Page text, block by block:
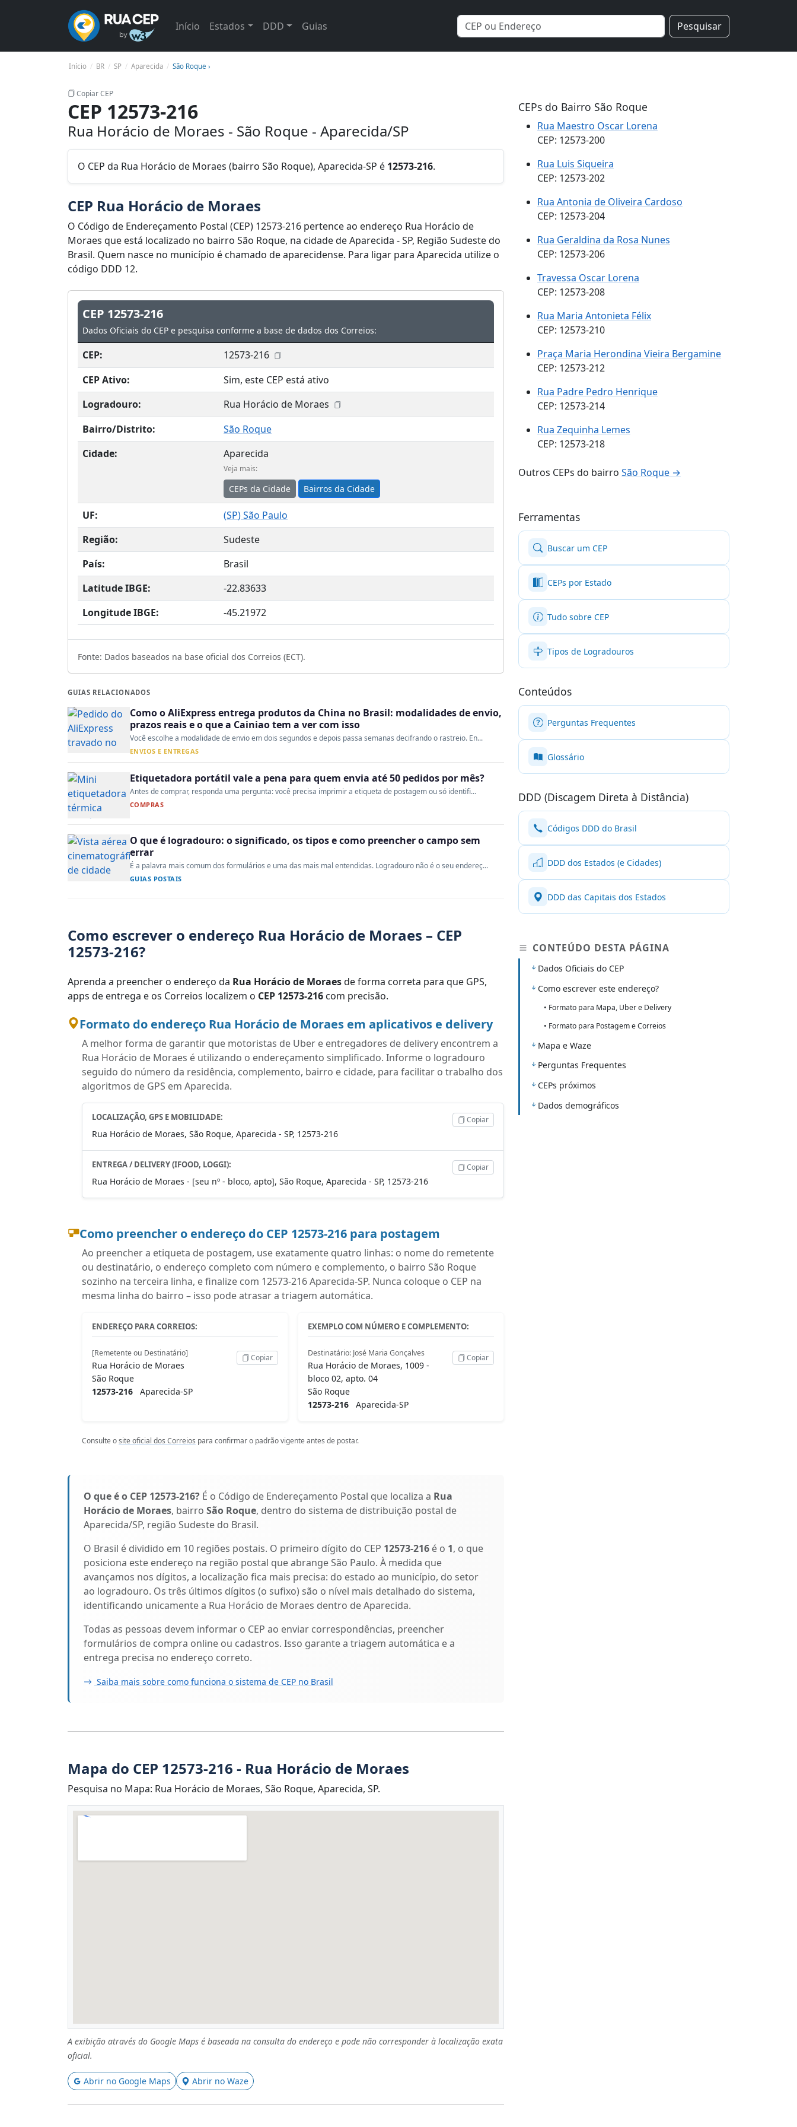
Início Estados DDD Guias Pesquisar
Início BR SP Aparecida São Roque ›
Copiar CEP
CEP 12573-216
Rua Horácio de Moraes - São Roque - Aparecida/SP
O CEP da Rua Horácio de Moraes (bairro São Roque), Aparecida-SP é 12573-216.
CEP Rua Horácio de Moraes
O Código de Endereçamento Postal (CEP) 12573-216 pertence ao endereço Rua Horácio de
Moraes que está localizado no bairro São Roque, na cidade de Aparecida - SP, Região Sudeste do
Brasil. Quem nasce no município é chamado de aparecidense. Para ligar para Aparecida utilize o
código DDD 12.
CEP 12573-216
Dados Oficiais do CEP e pesquisa conforme a base de dados dos Correios:
CEP:
12573-216
CEP Ativo:
Sim, este CEP está ativo
Logradouro:
Rua Horácio de Moraes
Bairro/Distrito:
São Roque
Cidade:
Aparecida
Veja mais:
CEPs da Cidade Bairros da Cidade
UF: (SP) São Paulo
Região:
Sudeste
País:
Brasil
Latitude IBGE:
-22.83633
Longitude IBGE:
-45.21972
Fonte: Dados baseados na base oficial dos Correios (ECT).
GUIAS RELACIONADOS
Como o AliExpress entrega produtos da China no Brasil: modalidades de envio,
prazos reais e o que a Cainiao tem a ver com isso
Você escolhe a modalidade de envio em dois segundos e depois passa semanas decifrando o rastreio. En...
ENVIOS E ENTREGAS
Etiquetadora portátil vale a pena para quem envia até 50 pedidos por mês?
Antes de comprar, responda uma pergunta: você precisa imprimir a etiqueta de postagem ou só identifi...
COMPRAS
O que é logradouro: o significado, os tipos e como preencher o campo sem
errar
É a palavra mais comum dos formulários e uma das mais mal entendidas. Logradouro não é o seu endereç...
GUIAS POSTAIS
Como escrever o endereço Rua Horácio de Moraes – CEP
12573-216?
Aprenda a preencher o endereço da Rua Horácio de Moraesde forma correta para que GPS,
apps de entrega e os Correios localizem o CEP 12573-216 com precisão.
Formato do endereço Rua Horácio de Moraes em aplicativos e delivery
A melhor forma de garantir que motoristas de Uber e entregadores de delivery encontrem a
Rua Horácio de Moraes é utilizando o endereçamento simplificado. Informe o logradouro
seguido do número da residência, complemento, bairro e cidade, para facilitar o trabalho dos
algoritmos de GPS em Aparecida.
LOCALIZAÇÃO, GPS E MOBILIDADE:
Rua Horácio de Moraes, São Roque, Aparecida - SP, 12573-216
Copiar
ENTREGA / DELIVERY (IFOOD, LOGGI):
Rua Horácio de Moraes - [seu nº - bloco, apto], São Roque, Aparecida - SP, 12573-216
Copiar
Como preencher o endereço do CEP 12573-216 para postagem
Ao preencher a etiqueta de postagem, use exatamente quatro linhas: o nome do remetente
ou destinatário, o endereço completo com número e complemento, o bairro São Roque
sozinho na terceira linha, e finalize com 12573-216 Aparecida-SP. Nunca coloque o CEP na
mesma linha do bairro – isso pode atrasar a triagem automática.
ENDEREÇO PARA CORREIOS:
[Remetente ou Destinatário]
Rua Horácio de Moraes
São Roque
12573-216 Aparecida-SP
Copiar
EXEMPLO COM NÚMERO E COMPLEMENTO:
Destinatário: José Maria Gonçalves
Rua Horácio de Moraes, 1009 -
bloco 02, apto. 04
São Roque
12573-216 Aparecida-SP
Copiar
Consulte osite oficial dos Correios para confirmar o padrão vigente antes de postar.
O que é o CEP 12573-216? É o Código de Endereçamento Postal que localiza a Rua
Horácio de Moraes, bairro São Roque, dentro do sistema de distribuição postal de
Aparecida/SP, região Sudeste do Brasil.
O Brasil é dividido em 10 regiões postais. O primeiro dígito do CEP 12573-216 é o 1, o que
posiciona este endereço na região postal que abrange São Paulo. À medida que
avançamos nos dígitos, a localização fica mais precisa: do estado ao município, do setor
ao logradouro. Os três últimos dígitos (o sufixo) são o nível mais detalhado do sistema,
identificando unicamente a Rua Horácio de Moraes dentro de Aparecida.
Todas as pessoas devem informar o CEP ao enviar correspondências, preencher
formulários de compra online ou cadastros. Isso garante a triagem automática e a
entrega precisa no endereço correto.
Saiba mais sobre como funciona o sistema de CEP no Brasil
Mapa do CEP 12573-216 - Rua Horácio de Moraes
Pesquisa no Mapa: Rua Horácio de Moraes, São Roque, Aparecida, SP.
A exibição através do Google Maps é baseada na consulta do endereço e pode não corresponder à localização exata
oficial.
Abrir no Google Maps Abrir no Waze
CEPs do Bairro São Roque
Rua Maestro Oscar Lorena
CEP: 12573-200
Rua Luis Siqueira
CEP: 12573-202
Rua Antonia de Oliveira Cardoso
CEP: 12573-204
Rua Geraldina da Rosa Nunes
CEP: 12573-206
Travessa Oscar Lorena
CEP: 12573-208
Rua Maria Antonieta Félix
CEP: 12573-210
Praça Maria Herondina Vieira Bergamine
CEP: 12573-212
Rua Padre Pedro Henrique
CEP: 12573-214
Rua Zequinha Lemes
CEP: 12573-218
Outros CEPs do bairro São Roque →
Ferramentas
Buscar um CEP
CEPs por Estado
Tudo sobre CEP
Tipos de Logradouros
Conteúdos
Perguntas Frequentes
Glossário
DDD (Discagem Direta à Distância)
Códigos DDD do Brasil
DDD dos Estados (e Cidades)
DDD das Capitais dos Estados
CONTEÚDO DESTA PÁGINA
Dados Oficiais do CEP
Como escrever este endereço?
• Formato para Mapa, Uber e Delivery
• Formato para Postagem e Correios
Mapa e Waze
Perguntas Frequentes
CEPs próximos
Dados demográficos